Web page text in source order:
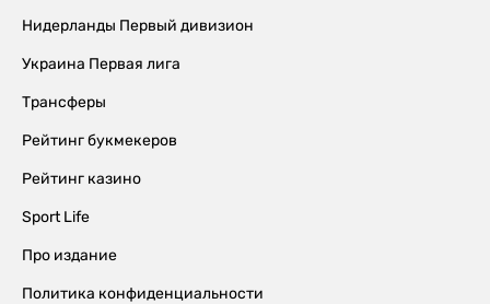
Нидерланды Первый дивизион
Украина Первая лига
Трансферы
Рейтинг букмекеров
Рейтинг казино
Sport Life
Про издание
Политика конфиденциальности